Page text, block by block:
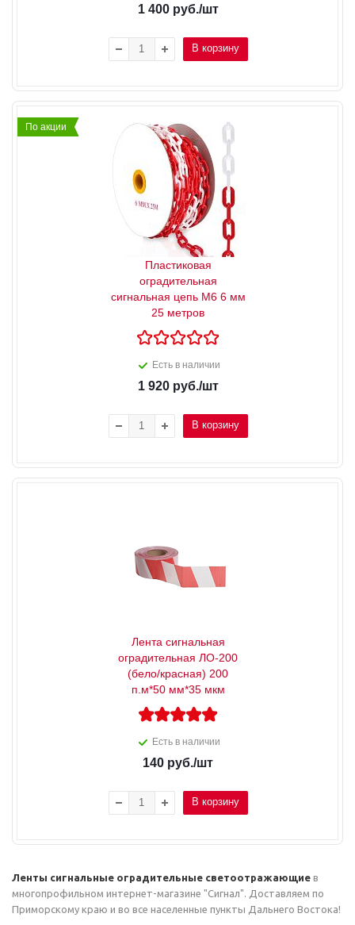
1 400руб./шт
В корзину
По акции
Пластиковая
оградительная
сигнальная цепь М6 6 мм
25 метров
Есть в наличии
1 920руб./шт
В корзину
Лента сигнальная
оградительная ЛО-200
(бело/красная) 200
п.м*50 мм*35 мкм
Есть в наличии
140 руб./шт
В корзину
Ленты сигнальные оградительные светоотражающие в
многопрофильном интернет-магазине "Сигнал". Доставляем по
Приморскому краю и во все населенные пункты Дальнего Востока!